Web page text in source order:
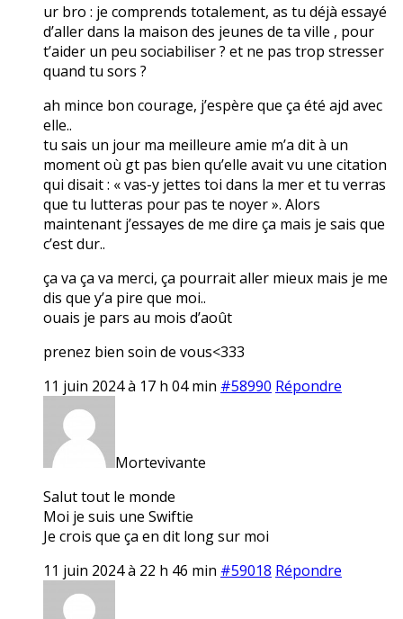
ur bro : je comprends totalement, as tu déjà essayé
d’aller dans la maison des jeunes de ta ville , pour
t’aider un peu sociabiliser ? et ne pas trop stresser
quand tu sors ?
ah mince bon courage, j’espère que ça été ajd avec
elle..
tu sais un jour ma meilleure amie m’a dit à un
moment où gt pas bien qu’elle avait vu une citation
qui disait : « vas-y jettes toi dans la mer et tu verras
que tu lutteras pour pas te noyer ». Alors
maintenant j’essayes de me dire ça mais je sais que
c’est dur..
ça va ça va merci, ça pourrait aller mieux mais je me
dis que y’a pire que moi..
ouais je pars au mois d’août
prenez bien soin de vous<333
11 juin 2024 à 17 h 04 min #58990 Répondre
Mortevivante
Salut tout le monde
Moi je suis une Swiftie
Je crois que ça en dit long sur moi
11 juin 2024 à 22 h 46 min #59018 Répondre